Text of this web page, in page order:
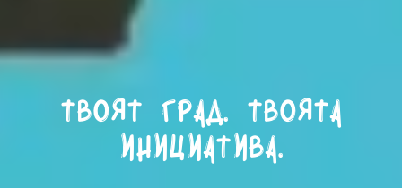
Твоят град. Твоята
инициатива.